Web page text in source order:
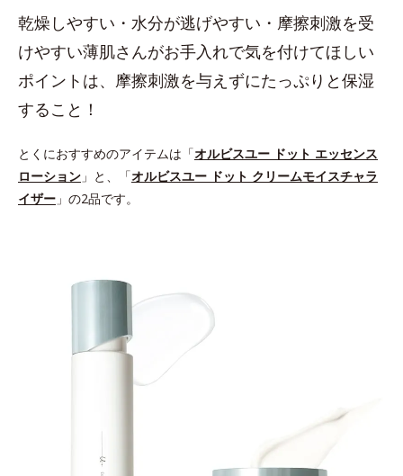
乾燥しやすい・水分が逃げやすい・摩擦刺激を受
けやすい薄肌さんがお手入れで気を付けてほしい
ポイントは、摩擦刺激を与えずにたっぷりと保湿
すること！
とくにおすすめのアイテムは「オルビスユー ドット エッセンス
ローション 」と、「オルビスユー ドット クリームモイスチャラ
イザー 」の2品です。